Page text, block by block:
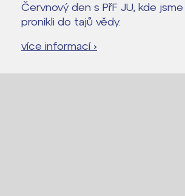
Červnový den s PřF JU, kde
pronikli do tajů vědy.
více informací ›
Lidé často hledají
Proč se stát žákem ZŠ ČAG